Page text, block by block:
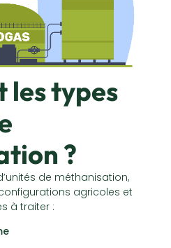
les types
?
de méthanisation,
agricoles et
à traiter :